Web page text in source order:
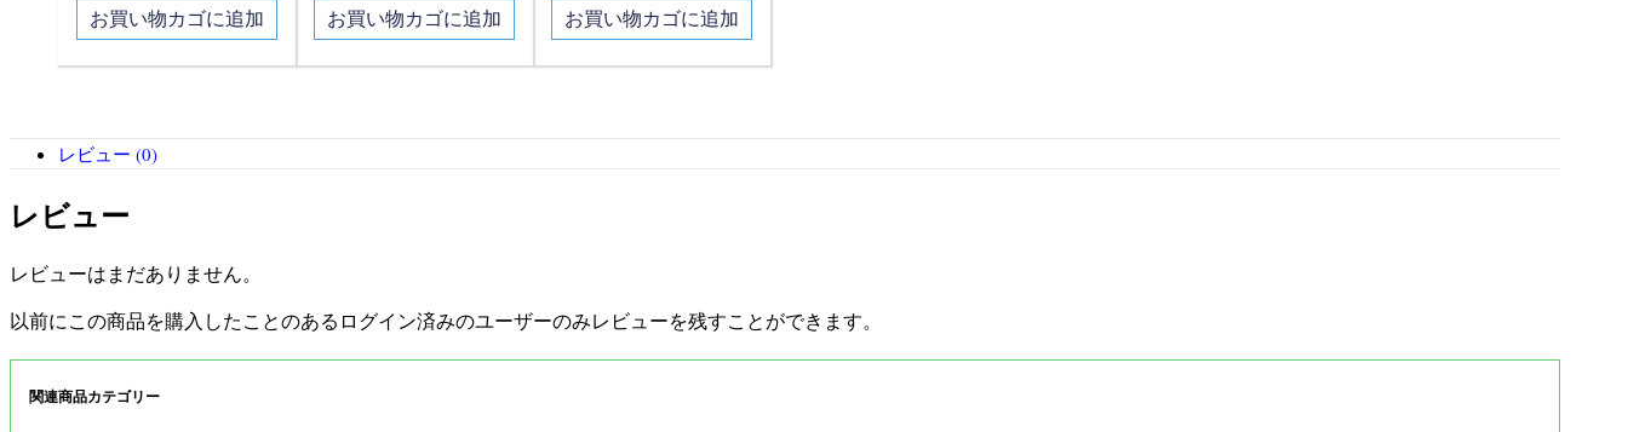
お買い物カゴに追加 お買い物カゴに追加 お買い物カゴに追加
レビュー (0)
レビュー
レビューはまだありません。
以前にこの商品を購入したことのあるログイン済みのユーザーのみレビューを残すことができます。
関連商品カテゴリー